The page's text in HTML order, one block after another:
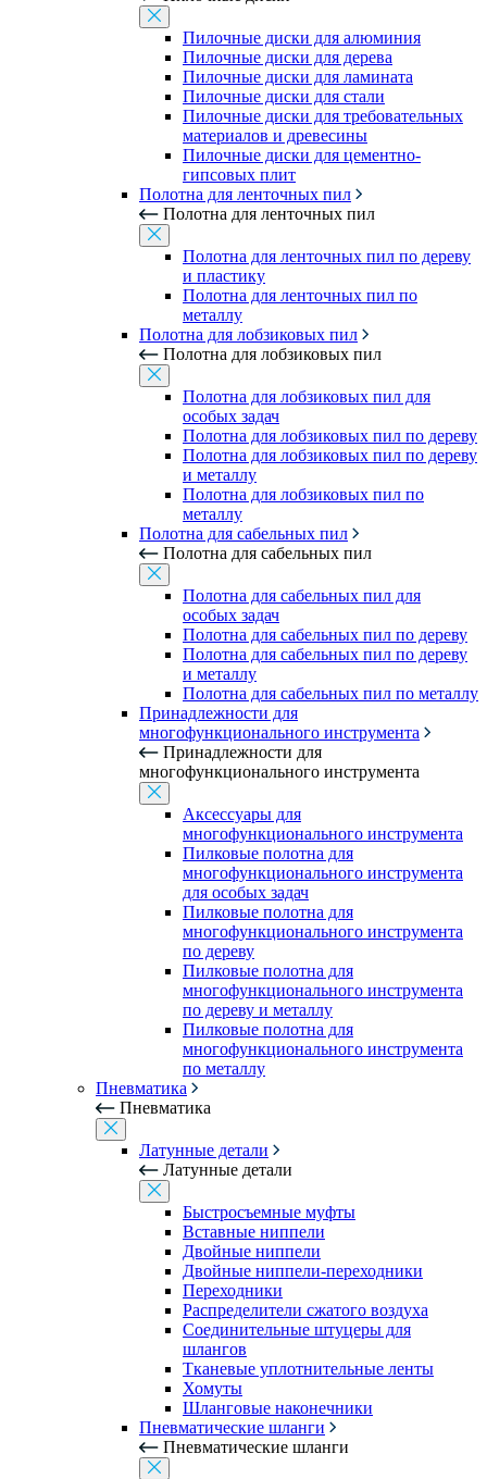
Пилочные диски для алюминия
Пилочные диски для дерева
Пилочные диски для ламината
Пилочные диски для стали
Пилочные диски для требовательных
материалов и древесины
Пилочные диски для цементно-
гипсовых плит
Полотна для ленточных пил
Полотна для ленточных пил
Полотна для ленточных пил по дереву
и пластику
Полотна для ленточных пил по
металлу
Полотна для лобзиковых пил
Полотна для лобзиковых пил
Полотна для лобзиковых пил для
особых задач
Полотна для лобзиковых пил по дереву
Полотна для лобзиковых пил по дереву
и металлу
Полотна для лобзиковых пил по
металлу
Полотна для сабельных пил
Полотна для сабельных пил
Полотна для сабельных пил для
особых задач
Полотна для сабельных пил по дереву
Полотна для сабельных пил по дереву
и металлу
Полотна для сабельных пил по металлу
Принадлежности для
многофункционального инструмента
Принадлежности для
многофункционального инструмента
Аксессуары для
многофункционального инструмента
Пилковые полотна для
многофункционального инструмента
для особых задач
Пилковые полотна для
многофункционального инструмента
по дереву
Пилковые полотна для
многофункционального инструмента
по дереву и металлу
Пилковые полотна для
многофункционального инструмента
по металлу
Пневматика
Пневматика
Латунные детали
Латунные детали
Быстросъемные муфты
Вставные ниппели
Двойные ниппели
Двойные ниппели-переходники
Переходники
Распределители сжатого воздуха
Соединительные штуцеры для
шлангов
Тканевые уплотнительные ленты
Хомуты
Шланговые наконечники
Пневматические шланги
Пневматические шланги